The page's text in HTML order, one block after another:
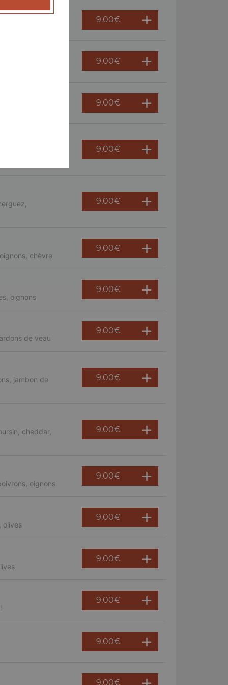
9.00€
9.00€
9.00€
9.00€
9.00€
chèvre
9.00€
oignons
9.00€
de veau
9.00€
jambon de
9.00€
cheddar,
9.00€
oignons
9.00€
olives
9.00€
9.00€
9.00€
9.00€
9.00€